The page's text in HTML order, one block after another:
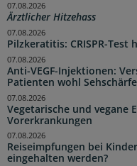
Ärztlicher Hitzehass
07.08.2026
Pilzkeratitis: CRISPR-
07.08.2026
Anti-VEGF-Injektionen:
Patienten wohl Sehschärfe
07.08.2026
Vegetarische und vegane
Vorerkrankungen
07.08.2026
Reiseimpfungen bei
eingehalten werden?
07.08.2026